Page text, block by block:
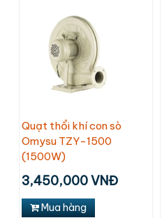
Quạt thổi khí con sò
Omysu TZY-1500
(1500W)
3,450,000 VNĐ
Mua hàng